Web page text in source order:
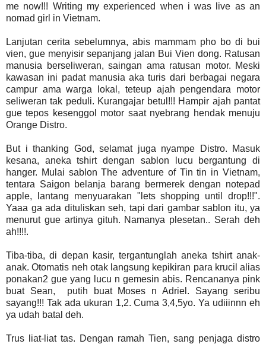
me now!!! Writing my experienced when i was live as an
nomad girl in Vietnam.
Lanjutan cerita sebelumnya, abis mammam pho bo di bui
vien, gue menyisir sepanjang jalan Bui Vien dong. Ratusan
manusia berseliweran, saingan ama ratusan motor. Meski
kawasan ini padat manusia aka turis dari berbagai negara
campur ama warga lokal, teteup ajah pengendara motor
seliweran tak peduli. Kurangajar betul!!! Hampir ajah pantat
gue tepos kesenggol motor saat nyebrang hendak menuju
Orange Distro.
But i thanking God, selamat juga nyampe Distro. Masuk
kesana, aneka tshirt dengan sablon lucu bergantung di
hanger. Mulai sablon The adventure of Tin tin in Vietnam,
tentara Saigon belanja barang bermerek dengan notepad
apple, lantang menyuarakan "lets shopping until drop!!!".
Yaaa ga ada dituliskan seh, tapi dari gambar sablon itu, ya
menurut gue artinya gituh. Namanya plesetan.. Serah deh
ah!!!!.
Tiba-tiba, di depan kasir, tergantunglah aneka tshirt anak-
anak. Otomatis neh otak langsung kepikiran para krucil alias
ponakan2 gue yang lucu n gemesin abis. Rencananya pink
buat Sean, putih buat Moses n Adriel. Sayang seribu
sayang!!! Tak ada ukuran 1,2. Cuma 3,4,5yo. Ya udiiinnn eh
ya udah batal deh.
Trus liat-liat tas. Dengan ramah Tien, sang penjaga distro